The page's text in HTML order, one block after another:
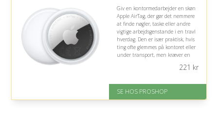
Giv en kontormedarbejder en skøn
Apple AirTag, der gør det nemmere
at finde nøgler, taske eller andre
vigtige arbejdsgenstande i en travl
hverdag. Den er især praktisk, hvis
ting ofte glemmes på kontoret eller
under transport, men kræver en
På lager
Levering: 2-12 hverdage
221 kr
SE HOS PROSHOP